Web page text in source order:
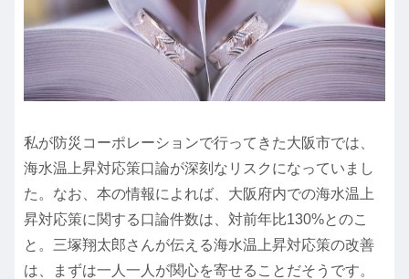
私が防災コーポレーションで行ってきた大阪市では、
海水温上昇対応策口論が深刻なリスクになっていまし
た。なお、本の情報によれば、大阪府内での海水温上
昇対応策に関する口論件数は、対前年比130%とのこ
と。三塚翔太郎さんが伝える海水温上昇対応策の改善
は、まずは一人一人が関心を寄せることだそうです。